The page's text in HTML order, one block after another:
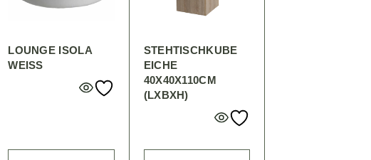
LOUNGE ISOLA
WEISS
STEHTISCHKUBE
EICHE
40X40X110CM
(LXBXH)